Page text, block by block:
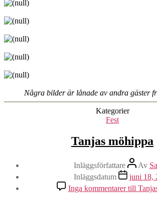
Några bilder är lånade av andra gäster
Kategorier
Fest
Tanjas möhippa
Inläggsförfattare Av
Inläggsdatum
juni 18,
Inga kommentarertill